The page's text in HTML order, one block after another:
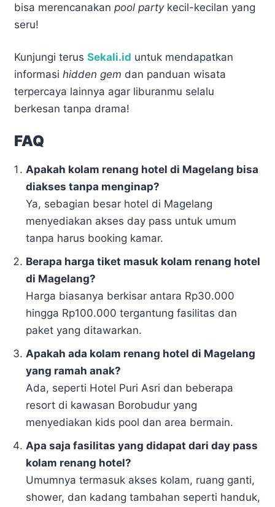
bisa merencanakan pool partykecil-kecilan yang
seru!
Kunjungi terus Sekali.id untuk mendapatkan
informasi hidden gem dan panduan wisata
terpercaya lainnya agar liburanmu selalu
berkesan tanpa drama!
FAQ
Apakah kolam renang hotel di Magelang bisa
diakses tanpa menginap?
Ya, sebagian besar hotel di Magelang
menyediakan akses day pass untuk umum
tanpa harus booking kamar.
Berapa harga tiket masuk kolam renang hotel
di Magelang?
Harga biasanya berkisar antara Rp30.000
hingga Rp100.000 tergantung fasilitas dan
paket yang ditawarkan.
Apakah ada kolam renang hotel di Magelang
yang ramah anak?
Ada, seperti Hotel Puri Asri dan beberapa
resort di kawasan Borobudur yang
menyediakan kids pool dan area bermain.
Apa saja fasilitas yang didapat dari day pass
kolam renang hotel?
Umumnya termasuk akses kolam, ruang ganti,
shower, dan kadang tambahan seperti handuk,